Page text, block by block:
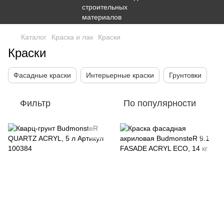
Каталог Краска и лак Краски
Краски
Фасадные краски Интерьерные краски Грунтовки
Фильтр По популярности